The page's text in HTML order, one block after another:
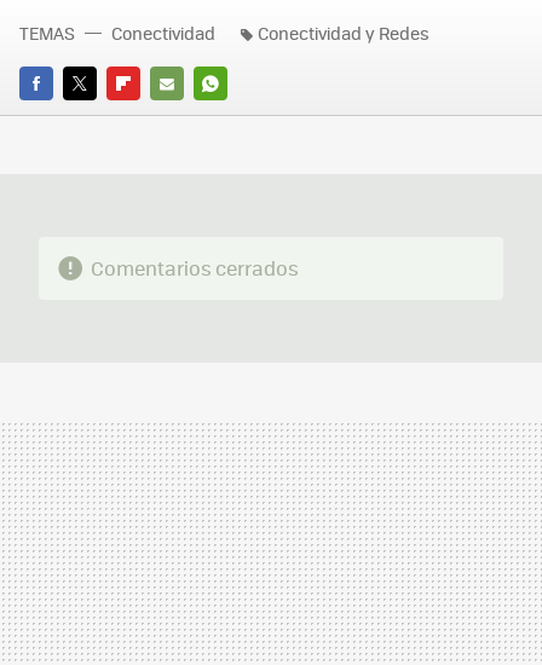
FACEBOOK
TWITTERFLIPBOARD
E-
WHATSAPP
TEMAS Conectividad Conectividad y Redes
Comentarios cerrados